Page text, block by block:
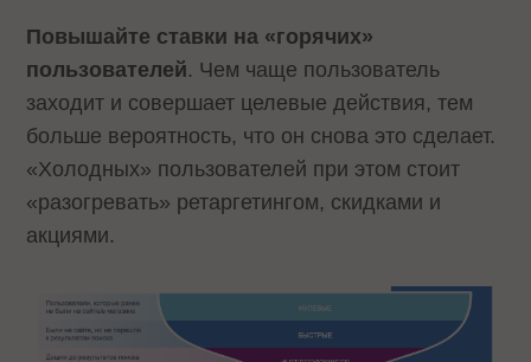
Повышайте ставки на «горячих»
пользователей. Чем чаще пользователь
заходит и совершает целевые действия, тем
больше вероятность, что он снова это сделает.
«Холодных» пользователей при этом стоит
«разогревать» ретаргетингом, скидками и
акциями.